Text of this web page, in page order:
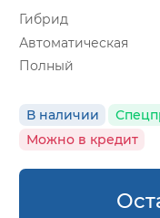
Гибрид
Автоматическая
Полный
В наличии
Можно в кредит